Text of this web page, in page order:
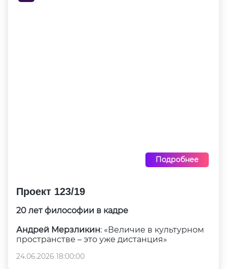
Подробнее
Проект 123/19
20 лет философии в кадре
Андрей Мерзликин: «Величие в культурном
пространстве – это уже дистанция»
24.06.2026 18:00:00